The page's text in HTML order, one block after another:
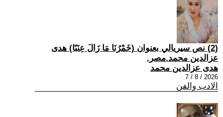
(2) نص سيريالي بعنوان (خَمْرُنَا مَا زَالَ عِنَبًا) هدى
عزالدين محمد.مصر.
هدى عزالدين محمد
2026 / 8 / 7
الادب والفن